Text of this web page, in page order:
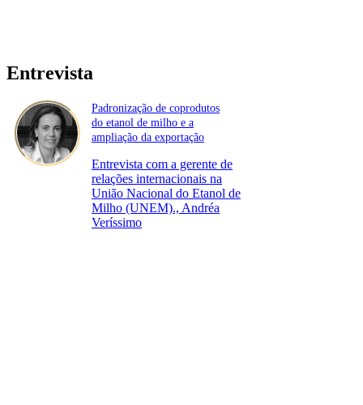
Entrevista
Padronização de coprodutos
do etanol de milho e a
ampliação da exportação
Entrevista com a gerente de
relações internacionais na
União Nacional do Etanol de
Milho (UNEM)., Andréa
Veríssimo